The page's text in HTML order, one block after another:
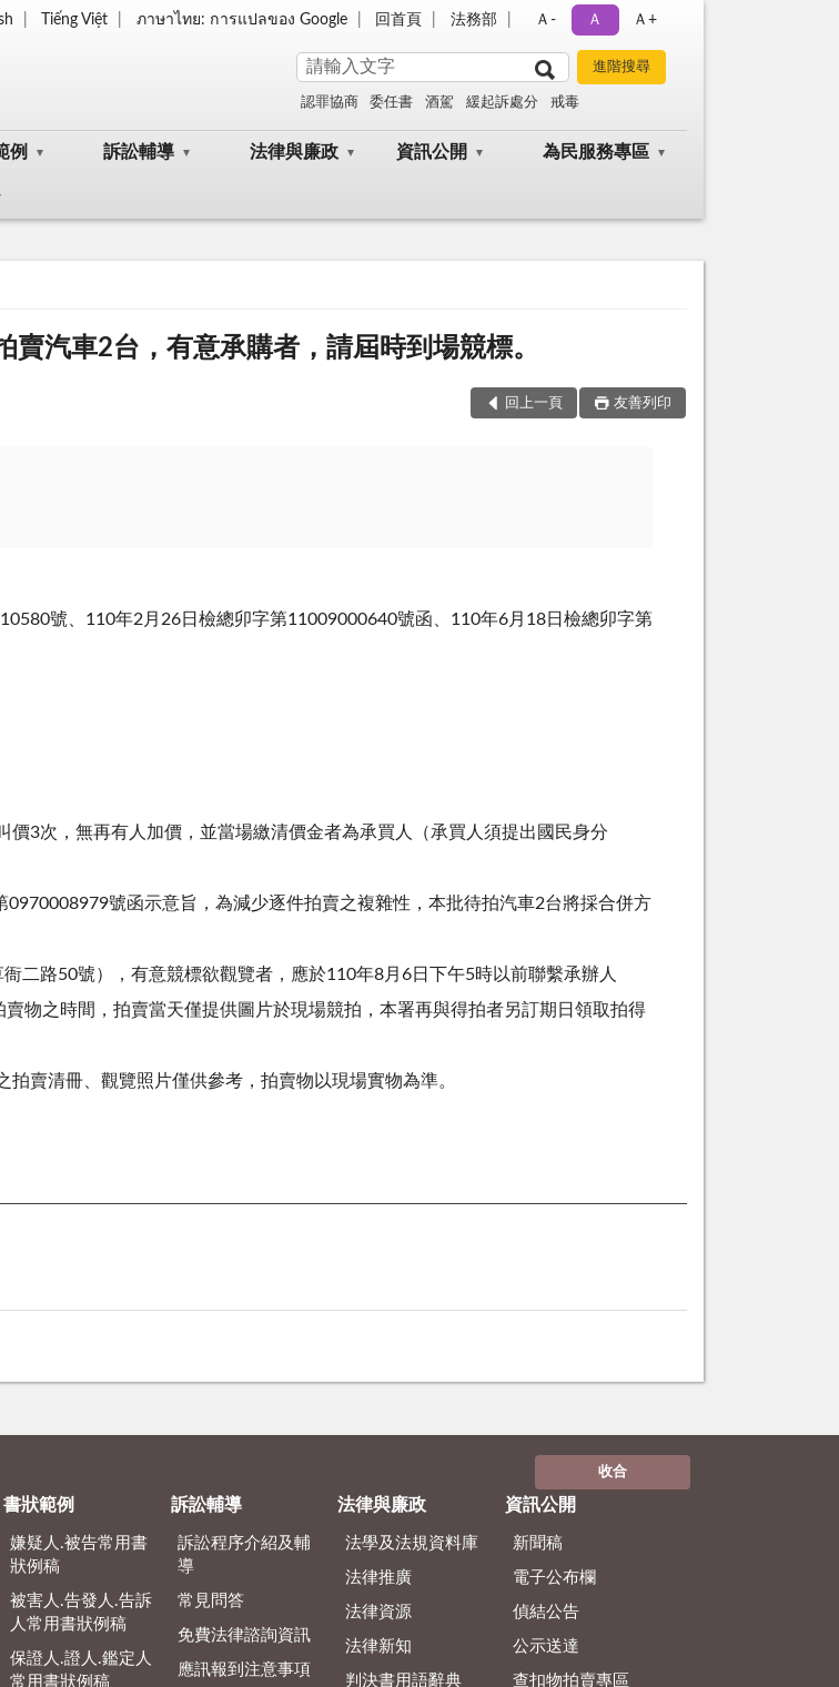
Tiếng Việt ภาษาไทย: การแปลของ Google 回首頁 法務部 Ａ- Ａ Ａ+
認罪協商 委任書 酒駕 緩起訴處分 戒毒
例 訴訟輔導 法律與廉政 資訊公開 為民服務專區
汽車2台，有意承購者，請屆時到場競標。
回上一頁 友善列印
號、110年2月26日檢總卯字第11009000640號函、110年6月18日檢總卯字第
3次，無再有人加價，並當場繳清價金者為承買人（承買人須提出國民身分
號函示意旨，為減少逐件拍賣之複雜性，本批待拍汽車2台將採合併方
二路50號），有意競標欲觀覽者，應於110年8月6日下午5時以前聯繫承辦人
物之時間，拍賣當天僅提供圖片於現場競拍，本署再與得拍者另訂期日領取拍得
賣清冊、觀覽照片僅供參考，拍賣物以現場實物為準。
收合
書狀範例
嫌疑人.被告常用書
狀例稿
被害人.告發人.告訴
人常用書狀例稿
保證人.證人.鑑定人
常用書狀例稿
訴訟輔導
訴訟程序介紹及輔
導
常見問答
免費法律諮詢資訊
應訊報到注意事項
法律與廉政
法學及法規資料庫
法律推廣
法律資源
法律新知
判決書用語辭典
資訊公開
新聞稿
電子公布欄
偵結公告
公示送達
查扣物拍賣專區